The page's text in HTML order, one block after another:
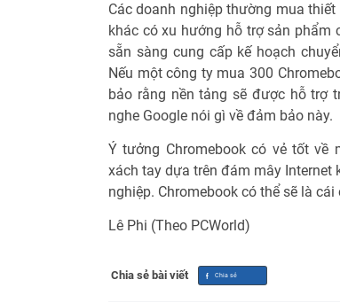
Các doanh nghiệp thường mua
khác có xu hướng hỗ trợ sản phẩm
sẵn sàng cung cấp kế hoạch
Nếu một công ty mua 300
bảo rằng nền tảng sẽ được hỗ trợ
nghe Google nói gì về đảm bảo này.
Ý tưởng Chromebook có vẻ tốt
xách tay dựa trên đám mây Internet
nghiệp. Chromebook có thể sẽ là
Lê Phi (Theo PCWorld)
Chia sẻ bài viết